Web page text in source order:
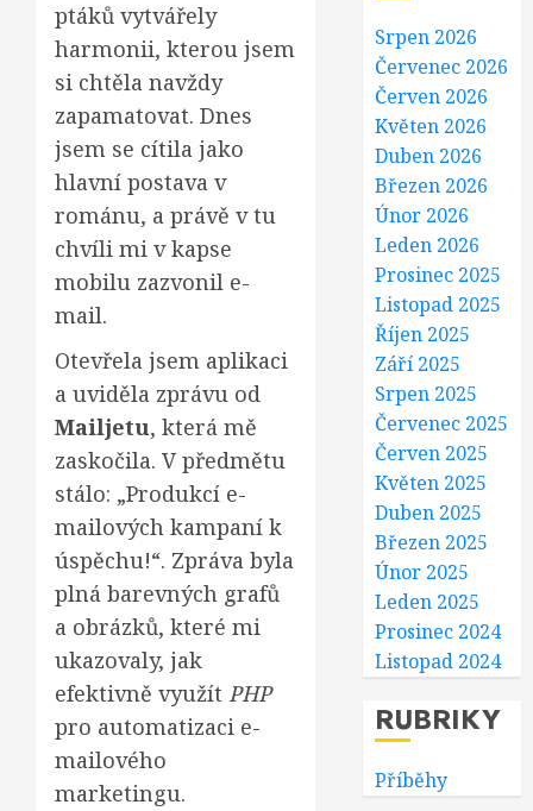
ptáků vytvářely
harmonii, kterou jsem
si chtěla navždy
zapamatovat. Dnes
jsem se cítila jako
hlavní postava v
románu, a právě v tu
chvíli mi v kapse
mobilu zazvonil e-
mail.
Otevřela jsem aplikaci
a uviděla zprávu od
Mailjetu, která mě
zaskočila. V předmětu
stálo: „Produkcí e-
mailových kampaní k
úspěchu!“. Zpráva byla
plná barevných grafů
a obrázků, které mi
ukazovaly, jak
efektivně využít PHP
pro automatizaci e-
mailového
marketingu.
Srpen 2026
Červenec 2026
Červen 2026
Květen 2026
Duben 2026
Březen 2026
Únor 2026
Leden 2026
Prosinec 2025
Listopad 2025
Říjen 2025
Září 2025
Srpen 2025
Červenec 2025
Červen 2025
Květen 2025
Duben 2025
Březen 2025
Únor 2025
Leden 2025
Prosinec 2024
Listopad 2024
RUBRIKY
Příběhy